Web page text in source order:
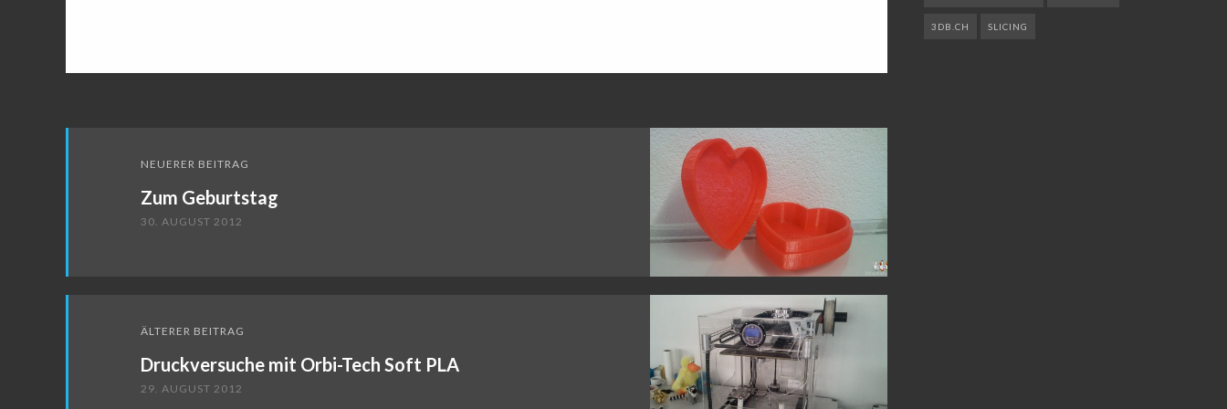
NEUERER BEITRAG
Zum Geburtstag
30. AUGUST 2012
ÄLTERER BEITRAG
Druckversuche mit Orbi-Tech Soft PLA
29. AUGUST 2012
3DB.CH SLICING